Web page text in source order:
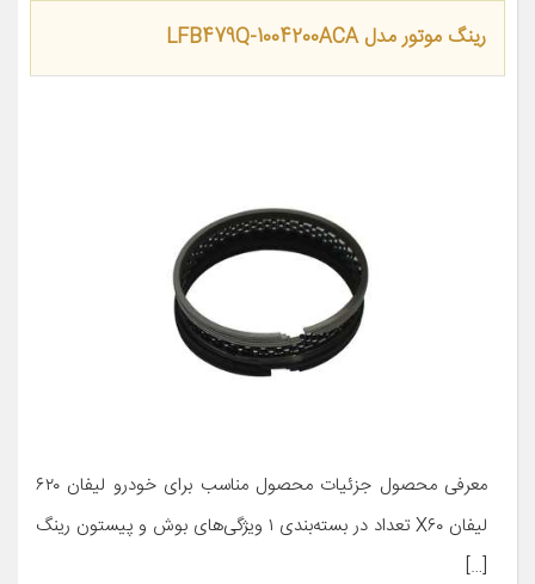
رینگ موتور مدل LFB479Q-1004200ACA
معرفی محصول جزئیات محصول مناسب برای خودرو لیفان ۶۲۰
لیفان X۶۰ تعداد در بسته‌بندی ۱ ویژگی‌های بوش و پیستون رینگ
[…]